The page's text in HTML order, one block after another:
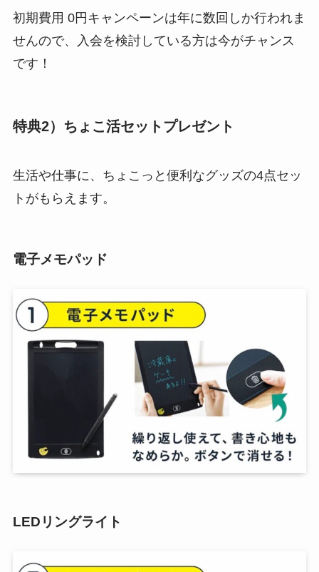
初期費用 0円キャンペーンは年に数回しか行われま
せんので、入会を検討している方は今がチャンス
です！
特典2）ちょこ活セットプレゼント
生活や仕事に、ちょこっと便利なグッズの4点セッ
トがもらえます。
電子メモパッド
LEDリングライト